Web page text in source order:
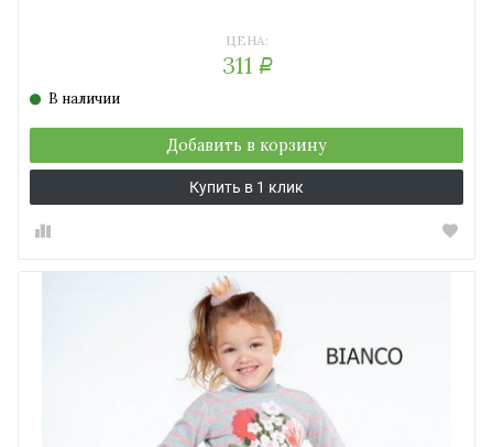
ЦЕНА:
311 Р
В наличии
Добавить в корзину
Купить в 1 клик